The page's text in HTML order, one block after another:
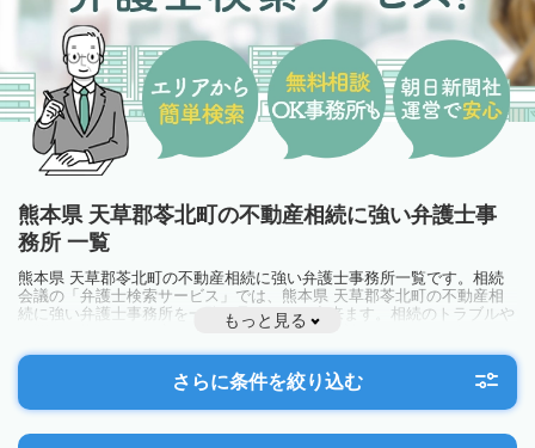
熊本県 天草郡苓北町の不動産相続に強い弁護士事
務所 一覧
熊本県 天草郡苓北町の不動産相続に強い弁護士事務所一覧です。相続
会議の「弁護士検索サービス」では、熊本県 天草郡苓北町の不動産相
続に強い弁護士事務所を一覧で見ることが出来ます。相続のトラブルや
お悩みを抱えている方は一度近隣の弁護士に相談してみましょう。
もっと見る
さらに条件を絞り込む